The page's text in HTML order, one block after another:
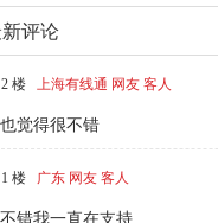
评论
楼 上海有线通 网友 客人
觉得很不错
楼 广东 网友 客人
错我一直在支持